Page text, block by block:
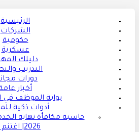
الرئيسية
الشركات
حكومية
عسكرية
دليلك
التدريب
دورات
أخبار
بوابة الموظف في
أدوات ذكية
حاسبة مكافأة نهاية
2026| اغتنم الفرصة !!